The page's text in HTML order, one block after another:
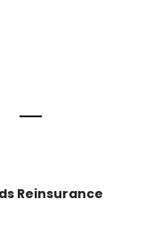
Reinsurance